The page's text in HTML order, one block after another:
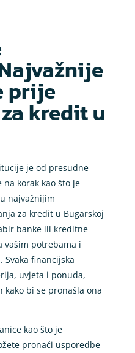
prije
kredit u
je od presudne
korak kao što je
najvažnijim
za kredit u Bugarskoj
banke ili kreditne
vašim potrebama i
financijska
uvjeta i ponuda,
bi se pronašla ona
kao što je
pronaći usporedbe